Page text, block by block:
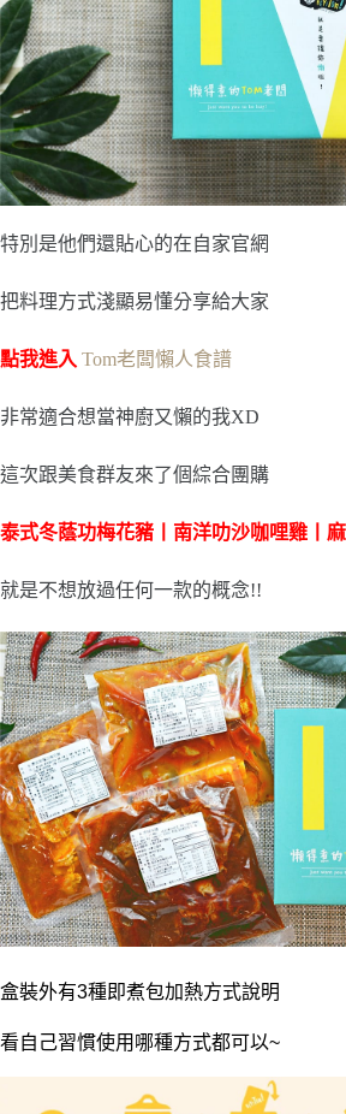
特別是他們還貼心的在自家官網
把料理方式淺顯易懂分享給大家
點我進入 Tom老闆懶人食譜
非常適合想當神廚又懶的我XD
這次跟美食群友來了個綜合團購
泰式冬蔭功梅花豬丨南洋叻沙咖哩雞丨
就是不想放過任何一款的概念!!
盒裝外有3種即煮包加熱方式說明
看自己習慣使用哪種方式都可以~